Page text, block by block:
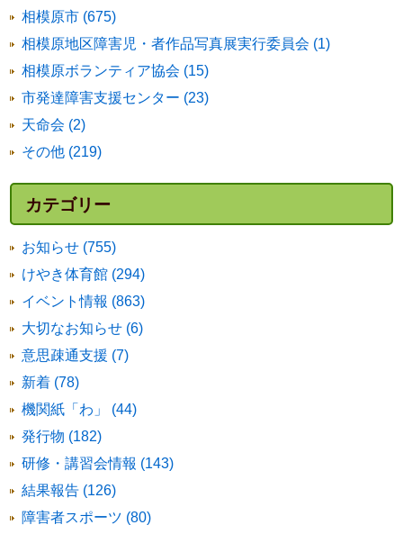
相模原市 (675)
相模原地区障害児・者作品写真展実行委員会 (1)
相模原ボランティア協会 (15)
市発達障害支援センター (23)
天命会 (2)
その他 (219)
カテゴリー
お知らせ (755)
けやき体育館 (294)
イベント情報 (863)
大切なお知らせ (6)
意思疎通支援 (7)
新着 (78)
機関紙「わ」 (44)
発行物 (182)
研修・講習会情報 (143)
結果報告 (126)
障害者スポーツ (80)